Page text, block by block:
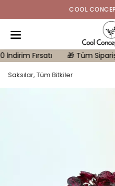
COOL
Fırsatı 🎁 Tüm
Saksılar, Tüm Bitkiler